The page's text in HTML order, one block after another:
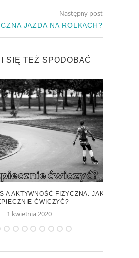
Następny post
JAZDA NA ROLKACH?
SIĘ TEŻ SPODOBAĆ
A AKTYWNOŚĆ FIZYCZNA. JAK
ĆWICZYĆ?
1 kwietnia 2020